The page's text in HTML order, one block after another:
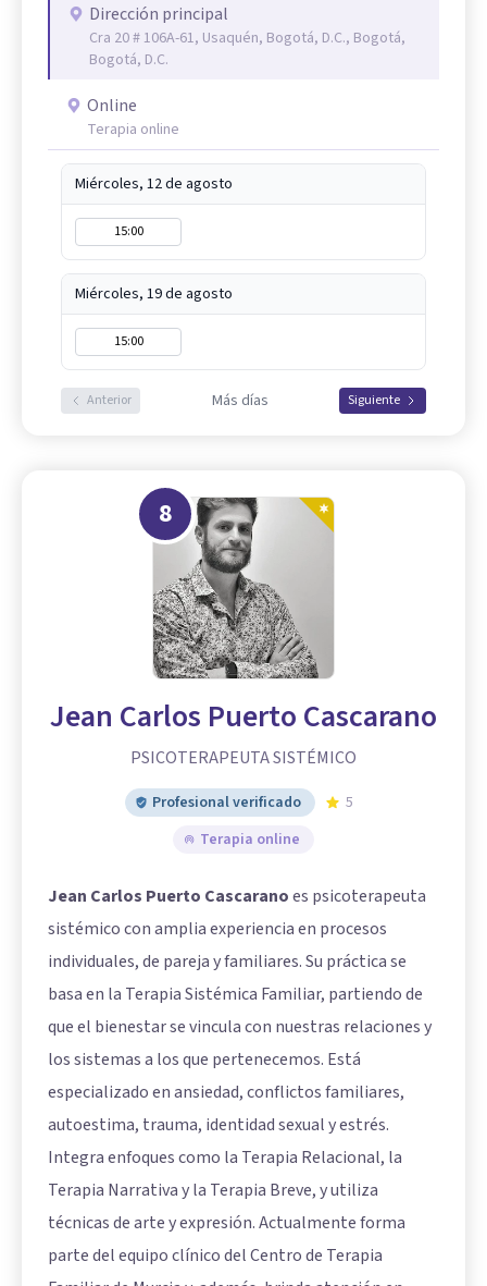
Dirección principal
Cra 20 # 106A-61, Usaquén, Bogotá, D.C., Bogotá,
Bogotá, D.C.
Online
Terapia online
Miércoles, 12 de agosto
15:00
Miércoles, 19 de agosto
15:00
Anterior Más días Siguiente
8
Jean Carlos Puerto Cascarano
PSICOTERAPEUTA SISTÉMICO
Profesional verificado
5
Terapia online
Jean Carlos Puerto Cascaranoes psicoterapeuta
sistémico con amplia experiencia en procesos
individuales, de pareja y familiares. Su práctica se
basa en la Terapia Sistémica Familiar, partiendo de
que el bienestar se vincula con nuestras relaciones y
los sistemas a los que pertenecemos. Está
especializado en ansiedad, conflictos familiares,
autoestima, trauma, identidad sexual y estrés.
Integra enfoques como la Terapia Relacional, la
Terapia Narrativa y la Terapia Breve, y utiliza
técnicas de arte y expresión. Actualmente forma
parte del equipo clínico del Centro de Terapia